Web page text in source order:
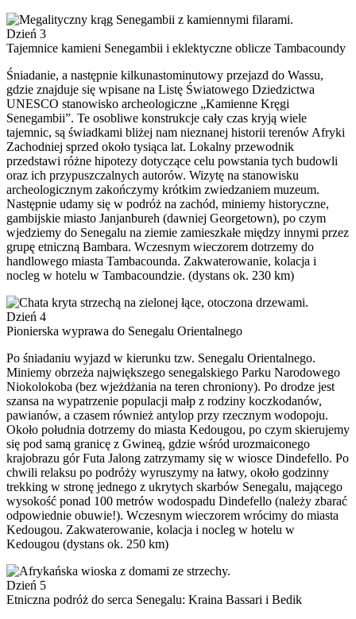
Dzień 3
Tajemnice kamieni Senegambii i eklektyczne oblicze Tambacoundy
Śniadanie, a następnie kilkunastominutowy przejazd do Wassu,
gdzie znajduje się wpisane na Listę Światowego Dziedzictwa
UNESCO stanowisko archeologiczne „Kamienne Kręgi
Senegambii”. Te osobliwe konstrukcje cały czas kryją wiele
tajemnic, są świadkami bliżej nam nieznanej historii terenów Afryki
Zachodniej sprzed około tysiąca lat. Lokalny przewodnik
przedstawi różne hipotezy dotyczące celu powstania tych budowli
oraz ich przypuszczalnych autorów. Wizytę na stanowisku
archeologicznym zakończymy krótkim zwiedzaniem muzeum.
Następnie udamy się w podróż na zachód, miniemy historyczne,
gambijskie miasto Janjanbureh (dawniej Georgetown), po czym
wjedziemy do Senegalu na ziemie zamieszkałe między innymi przez
grupę etniczną Bambara. Wczesnym wieczorem dotrzemy do
handlowego miasta Tambacounda. Zakwaterowanie, kolacja i
nocleg w hotelu w Tambacoundzie. (dystans ok. 230 km)
Dzień 4
Pionierska wyprawa do Senegalu Orientalnego
Po śniadaniu wyjazd w kierunku tzw. Senegalu Orientalnego.
Miniemy obrzeża największego senegalskiego Parku Narodowego
Niokolokoba (bez wjeżdżania na teren chroniony). Po drodze jest
szansa na wypatrzenie populacji małp z rodziny koczkodanów,
pawianów, a czasem również antylop przy rzecznym wodopoju.
Około południa dotrzemy do miasta Kedougou, po czym skierujemy
się pod samą granicę z Gwineą, gdzie wśród urozmaiconego
krajobrazu gór Futa Jalong zatrzymamy się w wiosce Dindefello. Po
chwili relaksu po podróży wyruszymy na łatwy, około godzinny
trekking w stronę jednego z ukrytych skarbów Senegalu, mającego
wysokość ponad 100 metrów wodospadu Dindefello (należy zbarać
odpowiednie obuwie!). Wczesnym wieczorem wrócimy do miasta
Kedougou. Zakwaterowanie, kolacja i nocleg w hotelu w
Kedougou (dystans ok. 250 km)
Dzień 5
Etniczna podróż do serca Senegalu: Kraina Bassari i Bedik